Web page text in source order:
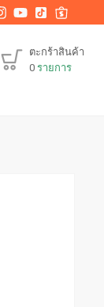
ตะกร้าสินค้า
0 รายการ